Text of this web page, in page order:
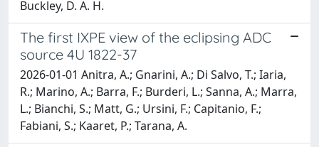
Buckley, D. A. H.
The first IXPE view of the eclipsing ADC
source 4U 1822-37
2026-01-01 Anitra, A.; Gnarini, A.; Di Salvo, T.; Iaria,
R.; Marino, A.; Barra, F.; Burderi, L.; Sanna, A.; Marra,
L.; Bianchi, S.; Matt, G.; Ursini, F.; Capitanio, F.;
Fabiani, S.; Kaaret, P.; Tarana, A.